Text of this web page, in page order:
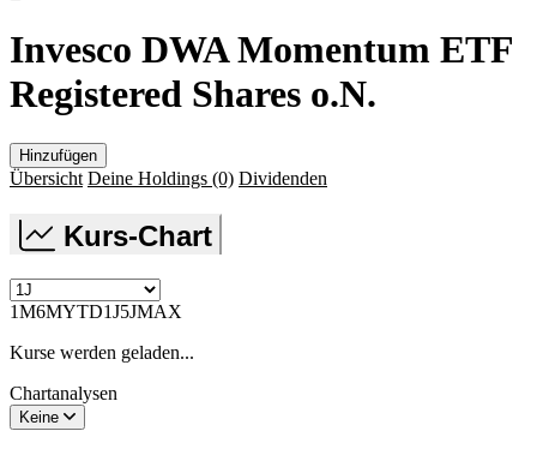
Invesco DWA Momentum ETF
Registered Shares o.N.
Hinzufügen
Übersicht Deine Holdings (0) Dividenden
Kurs-Chart
1M6MYTD1J5JMAX
Kurse werden geladen...
Chartanalysen
Keine